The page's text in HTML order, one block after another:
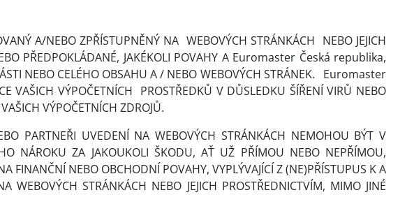
A/NEBO ZPŘÍSTUPNĚNÝ NA WEBOVÝCH STRÁNKÁCH NEBO JEJICH
PŘEDPOKLÁDANÉ, JAKÉKOLI POVAHY A Euromaster Česká republika,
NEBO CELÉHO OBSAHU A / NEBO WEBOVÝCH STRÁNEK.
Euromaster
VAŠICH VÝPOČETNÍCH PROSTŘEDKŮ V DŮSLEDKU ŠÍŘENÍ VIRŮ NEBO
VÝPOČETNÍCH ZDROJŮ.
PARTNEŘI UVEDENÍ NA WEBOVÝCH STRÁNKÁCH NEMOHOU BÝT V
NÁROKU ZA JAKOUKOLI ŠKODU, AŤ UŽ PŘÍMOU NEBO NEPŘÍMOU,
FINANČNÍ NEBO OBCHODNÍ POVAHY, VYPLÝVAJÍCÍ Z (NE)PŘÍSTUPUS K A
WEBOVÝCH STRÁNKÁCH NEBO JEJICH PROSTŘEDNICTVÍM, MIMO JINÉ